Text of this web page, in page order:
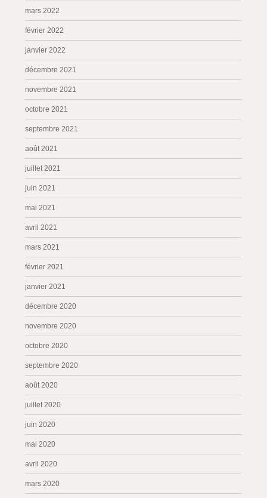
mars 2022
février 2022
janvier 2022
décembre 2021
novembre 2021
octobre 2021
septembre 2021
août 2021
juillet 2021
juin 2021
mai 2021
avril 2021
mars 2021
février 2021
janvier 2021
décembre 2020
novembre 2020
octobre 2020
septembre 2020
août 2020
juillet 2020
juin 2020
mai 2020
avril 2020
mars 2020